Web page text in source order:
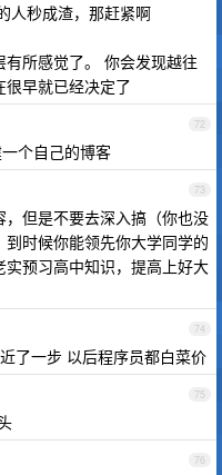
人秒成渣，那赶紧啊
所感觉了。 你会发现越往
早就已经决定了
72
个自己的博客
73
但是不要去深入搞（你也没
时候你能领先你大学同学的
预习高中知识，提高上好大
74
了一步 以后程序员都白菜价
75
76